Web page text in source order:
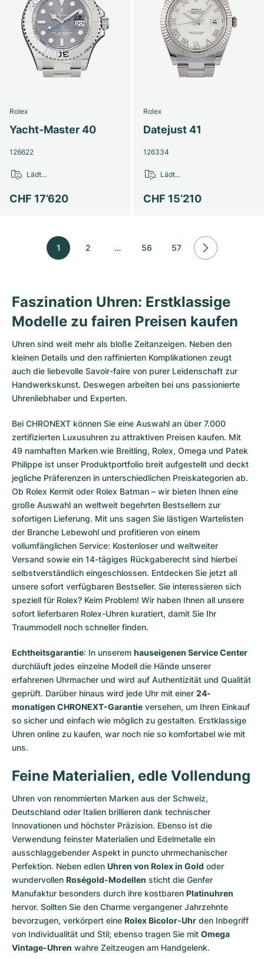
Rolex
Yacht-Master 40
126622
CHF 17’620
Lädt...
Rolex
Datejust 41
126334
CHF 15’210
Lädt...
1 2 … 56 57
Faszination Uhren: Erstklassige
Modelle zu fairen Preisen kaufen
Uhren sind weit mehr als bloße Zeitanzeigen. Neben den
kleinen Details und den raffinierten Komplikationen zeugt
auch die liebevolle Savoir-faire von purer Leidenschaft zur
Handwerkskunst. Deswegen arbeiten bei uns passionierte
Uhrenliebhaber und Experten.
Bei CHRONEXT können Sie eine Auswahl an über 7.000
zertifizierten Luxusuhren zu attraktiven Preisen kaufen. Mit
49 namhaften Marken wie Breitling, Rolex, Omega und Patek
Philippe ist unser Produktportfolio breit aufgestellt und deckt
jegliche Präferenzen in unterschiedlichen Preiskategorien ab.
Ob Rolex Kermit oder Rolex Batman – wir bieten Ihnen eine
große Auswahl an weltweit begehrten Bestsellern zur
sofortigen Lieferung. Mit uns sagen Sie lästigen Wartelisten
der Branche Lebewohl und profitieren von einem
vollumfänglichen Service: Kostenloser und weltweiter
Versand sowie ein 14-tägiges Rückgaberecht sind hierbei
selbstverständlich eingeschlossen. Entdecken Sie jetzt all
unsere sofort verfügbaren Bestseller. Sie interessieren sich
speziell für Rolex? Keim Problem! Wir haben Ihnen all unsere
sofort lieferbaren Rolex-Uhren kuratiert, damit Sie Ihr
Traummodell noch schneller finden.
Echtheitsgarantie: In unserem hauseigenen Service Center
durchläuft jedes einzelne Modell die Hände unserer
erfahrenen Uhrmacher und wird auf Authentizität und Qualität
geprüft. Darüber hinaus wird jede Uhr mit einer 24-
monatigen CHRONEXT-Garantie versehen, um Ihren Einkauf
so sicher und einfach wie möglich zu gestalten. Erstklassige
Uhren online zu kaufen, war noch nie so komfortabel wie mit
uns.
Feine Materialien, edle Vollendung
Uhren von renommierten Marken aus der Schweiz,
Deutschland oder Italien brillieren dank technischer
Innovationen und höchster Präzision. Ebenso ist die
Verwendung feinster Materialien und Edelmetalle ein
ausschlaggebender Aspekt in puncto uhrmechanischer
Perfektion. Neben edlen Uhren von Rolex in Gold oder
wundervollen Roségold-Modellen sticht die Genfer
Manufaktur besonders durch ihre kostbaren Platinuhren
hervor. Sollten Sie den Charme vergangener Jahrzehnte
bevorzugen, verkörpert eine Rolex Bicolor-Uhr den Inbegriff
von Individualität und Stil; ebenso tragen Sie mit Omega
Vintage-Uhren wahre Zeitzeugen am Handgelenk.